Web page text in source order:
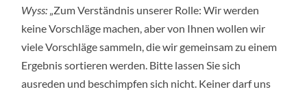
Wyss: „Zum Verständnis unserer Rolle: Wir werden
keine Vorschläge machen, aber von Ihnen wollen wir
viele Vorschläge sammeln, die wir gemeinsam zu einem
Ergebnis sortieren werden. Bitte lassen Sie sich
ausreden und beschimpfen sich nicht. Keiner darf uns